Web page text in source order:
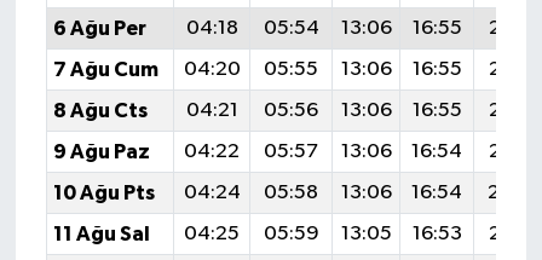
6 Ağu Per
04:18 05:54 13:06 16:55
7 Ağu Cum
04:20 05:55 13:06 16:55
8 Ağu Cts
04:21 05:56 13:06 16:55
9 Ağu Paz
04:22 05:57 13:06 16:54
10 Ağu Pts
04:24 05:58 13:06 16:54
11 Ağu Sal
04:25 05:59 13:05 16:53